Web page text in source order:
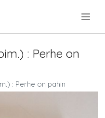
: Perhe on
: Perhe on pahin